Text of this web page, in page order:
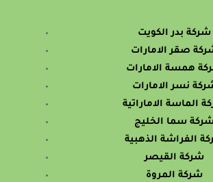
شركة بدر الكويت
صقر الامارات
همسة الامارات
نسر الامارات
الماسة الاماراتية
سما الخليج
الفراشة الذهبية
شركة القيصر
شركة المروة